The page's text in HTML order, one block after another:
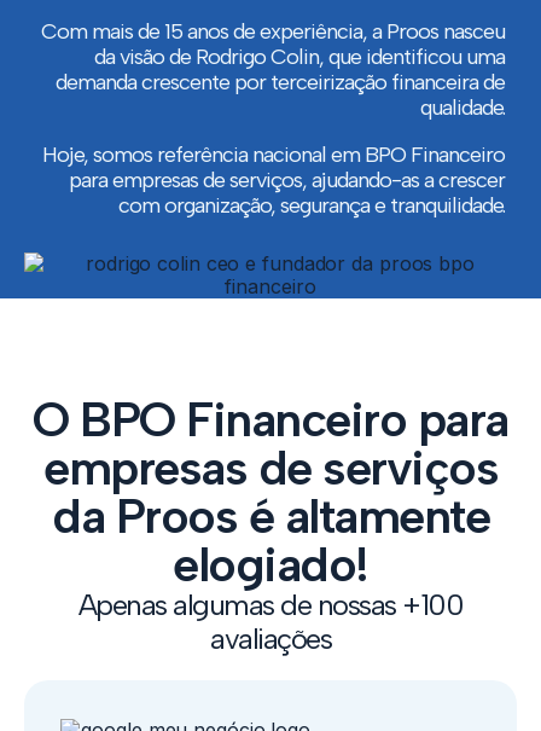
Com mais de 15 anos de experiência, a Proos nasceu
da visão de Rodrigo Colin, que identificou uma
demanda crescente por terceirização financeira de
qualidade.
Hoje, somos referência nacional em BPO Financeiro
para empresas de serviços, ajudando-as a crescer
com organização, segurança e tranquilidade.
O BPO Financeiro para
empresas de serviços
da Proos é altamente
elogiado!
Apenas algumas de nossas +100
avaliações